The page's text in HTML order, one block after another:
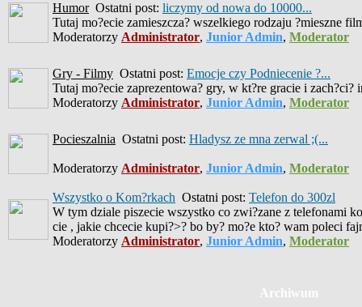
HumorOstatni post: liczymy od nowa do 10000...
Tutaj mo?ecie zamieszcza? wszelkiego rodzaju ?mieszne
Moderatorzy Administrator, Junior Admin, Moderator
Gry - Filmy Ostatni post: Emocje czy Podniecenie ?...
Tutaj mo?ecie zaprezentowa? gry, w kt?re gracie i zach?ci?
Moderatorzy Administrator, Junior Admin, Moderator
Pocieszalnia Ostatni post: Hladysz ze mna zerwal ;(...
Moderatorzy Administrator, Junior Admin, Moderator
Wszystko o Kom?rkach Ostatni post: Telefon do 300zl
W tym dziale piszecie wszystko co zwi?zane z telefonami
cie , jakie chcecie kupi?>? bo by? mo?e kto? wam poleci
Moderatorzy Administrator, Junior Admin, Moderator
Archiwum